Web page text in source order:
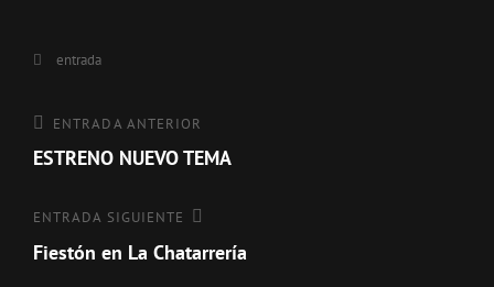
Categorías
entrada
Navegación
de
Entrada
anterior
ENTRADA ANTERIOR
ESTRENO NUEVO TEMA
Entrada
siguiente
ENTRADA SIGUIENTE
Fiestón en La Chatarrería